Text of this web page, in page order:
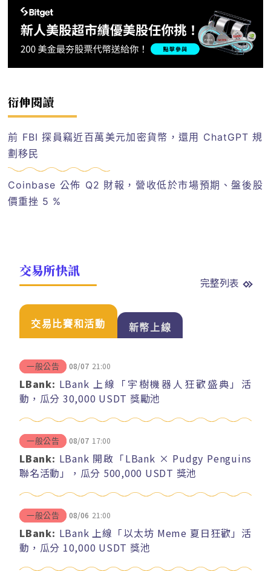
衍伸閱讀
前 FBI 探員竊近百萬美元加密貨幣，還用 ChatGPT 規
劃移民
Coinbase 公佈 Q2 財報，營收低於市場預期、盤後股
價重挫 5 %
交易所快訊
完整列表
交易比賽和活動 新幣上線
一般公告 08/07 21:00
LBank: LBank 上線「宇樹機器人狂歡盛典」活
動，瓜分 30,000 USDT 獎勵池
一般公告 08/07 17:00
LBank: LBank 開啟「LBank × Pudgy Penguins
聯名活動」，瓜分 500,000 USDT 獎池
一般公告 08/06 21:00
LBank: LBank 上線「以太坊 Meme 夏日狂歡」活
動，瓜分 10,000 USDT 獎池